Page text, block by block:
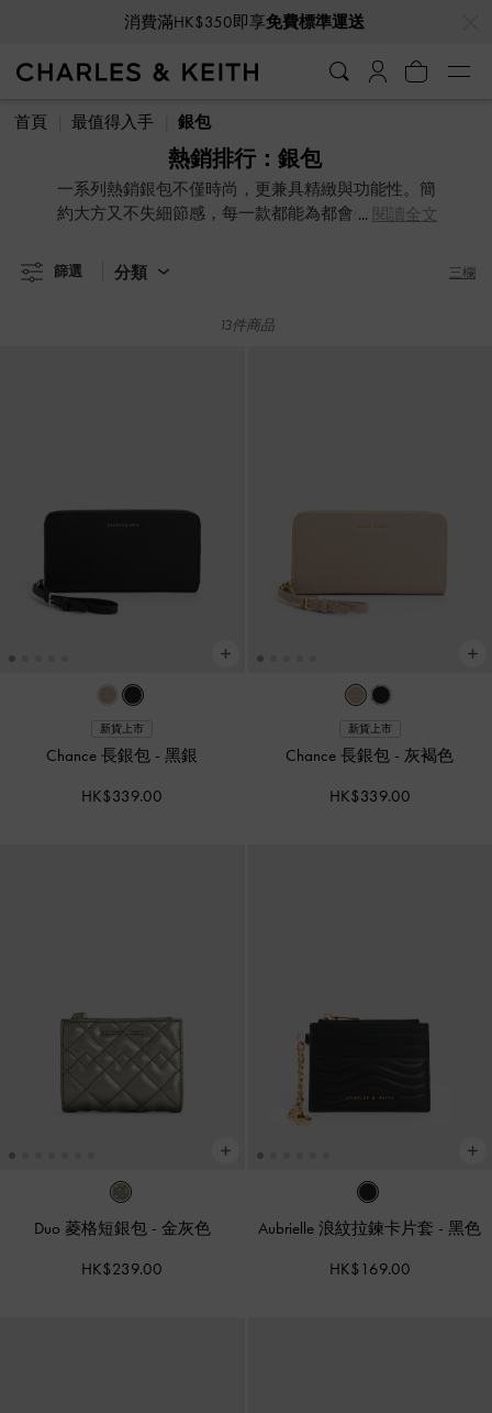
消費滿HK$350即享免費標準運送
消費滿HK$350即享 免費標準運送
首頁 最值得入手 銀包
熱銷排行：銀包
一系列熱銷銀包不僅時尚，更兼具精緻與功能性。簡
約大方又不失細節感，每一款都能為都會生活帶來無
閱讀全文
篩選 分類 三欄
13件商品
新貨上市
Chance 長銀包 -黑銀
HK$339.00
新貨上市
Chance 長銀包 - 灰褐色
HK$339.00
Duo 菱格短銀包 - 金灰色
HK$239.00
Aubrielle 浪紋拉鍊卡片套 -黑色
HK$169.00